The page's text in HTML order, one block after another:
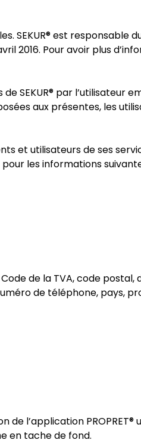
SEKUR® est responsable
2016. Pour avoir plus
SEKUR® par
aux présentes, les
et utilisateurs de ses
les informations
de la TVA, code
de téléphone, pays,
l’application
en tache de fond.